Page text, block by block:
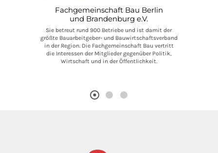
Fachgemeinschaft Bau Berlin
und Brandenburg e.V.
Sie betreut rund 900 Betriebe und ist damit der
größte Bauarbeitgeber- und Bauwirtschaftsverband
in der Region. Die Fachgemeinschaft Bau vertritt
die Interessen der Mitglieder gegenüber Politik,
Wirtschaft und in der Öffentlichkeit.